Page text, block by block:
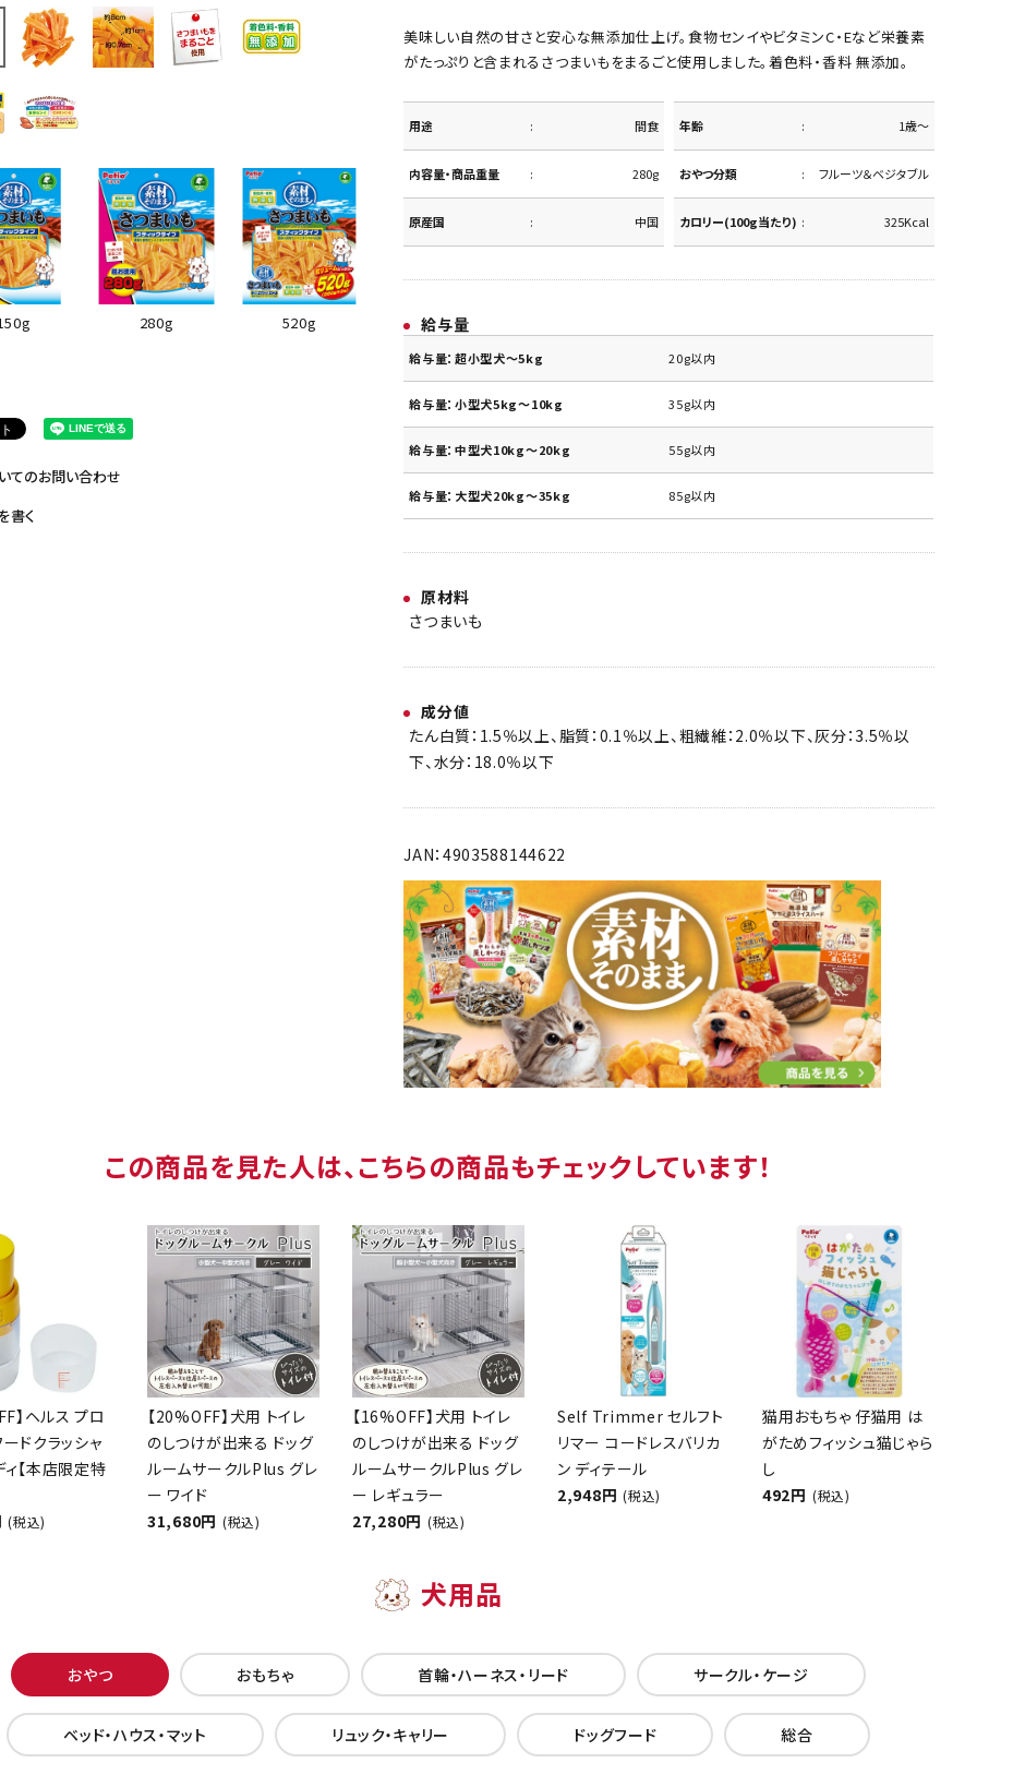
280g 520g
てのお問い合わせ
書く
美味しい自然の甘さと安心な無添加仕上げ。食物センイやビタミンC・Eなど栄養素
がたっぷりと含まれるさつまいもをまるごと使用しました。着色料・香料 無添加。
用途 間食 年齢 1歳～
内容量・商品重量 280g おやつ分類 フルーツ＆ベジタブル
原産国 中国 カロリー(100g当たり) 325Kcal
給与量
給与量：超小型犬～5kg 20g以内
給与量：小型犬5kg～10kg 35g以内
給与量：中型犬10kg～20kg 55g以内
給与量：大型犬20kg～35kg 85g以内
原材料
さつまいも
成分値
たん白質：1.5％以上、脂質：0.1％以上、粗繊維：2.0％以下、灰分：3.5％以
下、水分：18.0％以下
JAN：4903588144622
この商品を見た人は、こちらの商品もチェックしています！
】ヘルス プロ
ドクラッシャ
ィ【本店限定特
(税込)
【20%OFF】犬用 トイレ
のしつけが出来る ドッグ
ルームサークルPlus グレ
ー ワイド
31,680円 (税込)
【16%OFF】犬用 トイレ
のしつけが出来る ドッグ
ルームサークルPlus グレ
ー レギュラー
27,280円 (税込)
Self Trimmer セルフト
リマー コードレスバリカ
ン ディテール
2,948円 (税込)
猫用おもちゃ 仔猫用 は
がためフィッシュ猫じゃら
し
492円 (税込)
犬用品
おやつ おもちゃ 首輪・ハーネス・リード サークル・ケージ
ベッド・ハウス・マット リュック・キャリー ドッグフード 総合